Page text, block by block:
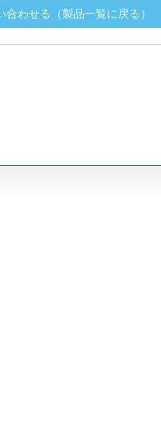
1200 47 50
1200 47 50
合わせる（製品一覧に戻る）